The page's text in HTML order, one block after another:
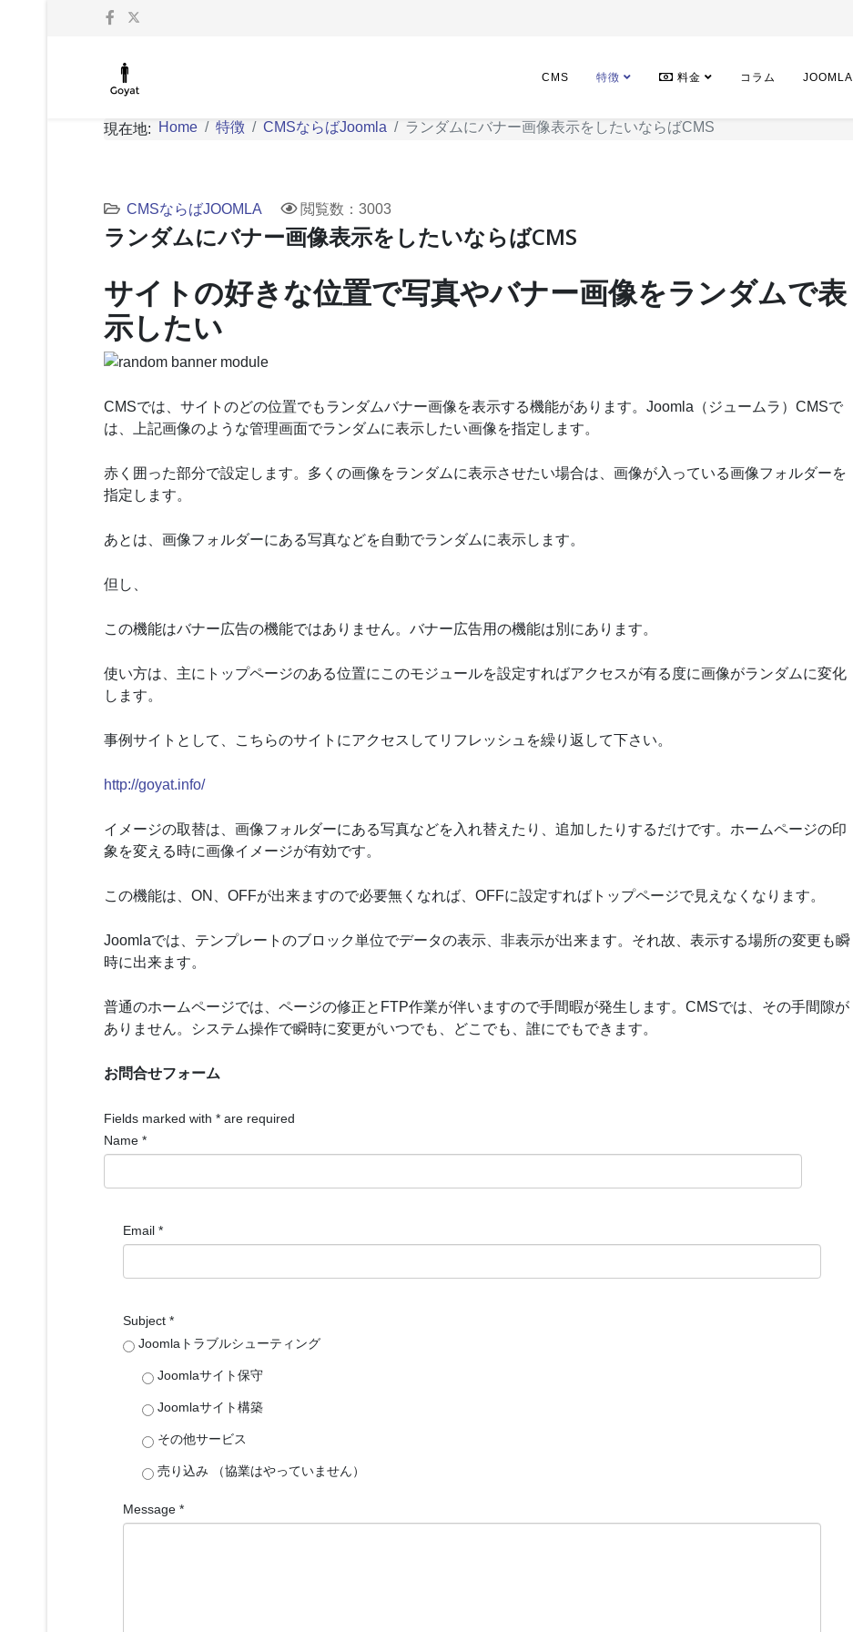
CMS 特徴 料金 コラム JOOMLA
現在地: Home 特徴 CMSならばJoomla ランダムにバナー画像表示をしたいならばCMS
CMSならばJOOMLA 閲覧数：3003
ランダムにバナー画像表示をしたいならばCMS
サイトの好きな位置で写真やバナー画像をランダムで表
示したい
CMSでは、サイトのどの位置でもランダムバナー画像を表示する機能があります。Joomla（ジュームラ）CMSで
は、上記画像のような管理画面でランダムに表示したい画像を指定します。
赤く囲った部分で設定します。多くの画像をランダムに表示させたい場合は、画像が入っている画像フォルダーを
指定します。
あとは、画像フォルダーにある写真などを自動でランダムに表示します。
但し、
この機能はバナー広告の機能ではありません。バナー広告用の機能は別にあります。
使い方は、主にトップページのある位置にこのモジュールを設定すればアクセスが有る度に画像がランダムに変化
します。
事例サイトとして、こちらのサイトにアクセスしてリフレッシュを繰り返して下さい。
http://goyat.info/
イメージの取替は、画像フォルダーにある写真などを入れ替えたり、追加したりするだけです。ホームページの印
象を変える時に画像イメージが有効です。
この機能は、ON、OFFが出来ますので必要無くなれば、OFFに設定すればトップページで見えなくなります。
Joomlaでは、テンプレートのブロック単位でデータの表示、非表示が出来ます。それ故、表示する場所の変更も瞬
時に出来ます。
普通のホームページでは、ページの修正とFTP作業が伴いますので手間暇が発生します。CMSでは、その手間隙が
ありません。システム操作で瞬時に変更がいつでも、どこでも、誰にでもできます。
お問合せフォーム
Fields marked with * are required
Name *
Email*
Subject*
Joomlaトラブルシューティング
Joomlaサイト保守
Joomlaサイト構築
その他サービス
売り込み （協業はやっていません）
Message*